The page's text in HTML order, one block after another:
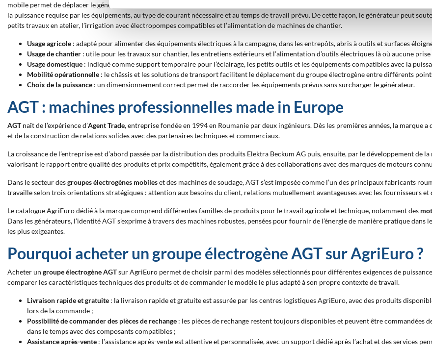
mobile permet de déplacer le générateur là où il est nécessaire, avec des configurations pensées pour une utilisation pratique même dans
la puissance requise par les équipements, au type de courant nécessaire et au temps de travail prévu. De cette façon, le générateur peut
petits travaux en atelier, l’irrigation avec électropompes compatibles et l’alimentation de machines de chantier.
Usage agricole : adapté pour alimenter des équipements électriques à la campagne, dans les entrepôts, abris à outils et surfaces
Usage de chantier : utile pour les travaux sur chantier, les entretiens extérieurs et l’alimentation d’outils électriques là où aucune prise
Usage domestique : indiqué comme support temporaire pour l’éclairage, les petits outils et les équipements compatibles avec la
Mobilité opérationnelle : le châssis et les solutions de transport facilitent le déplacement du groupe électrogène entre différents
Choix de la puissance : un dimensionnement correct permet de raccorder les équipements prévus sans surcharger le générateur.
AGT : machines professionnelles made in Europe
AGTnaît de l’expérience d’Agent Trade, entreprise fondée en 1994 en Roumanie par deux ingénieurs. Dès les premières années, la
et de la construction de relations solides avec des partenaires techniques et commerciaux.
La croissance de l’entreprise est d’abord passée par la distribution des produits Elektra Beckum AG puis, ensuite, par le développement de
valorisant le rapport entre qualité des produits et prix compétitifs, également grâce à des collaborations avec des marques de moteurs
Dans le secteur desgroupes électrogènes mobileset des machines de soudage, AGT s’est imposée comme l’un des principaux fabricants
travaille selon trois orientations stratégiques : attention aux besoins du client, relations mutuellement avantageuses avec les fournisseurs et
Le catalogue AgriEuro dédié à la marque comprend différentes familles de produits pour le travail agricole et technique, notamment des
Dans les générateurs, l’identité AGT s’exprime à travers des machines robustes, pensées pour fournir de l’énergie de manière pratique
les plus exigeantes.
Pourquoi acheter un groupe électrogène AGT sur AgriEuro ?
Acheter un groupe électrogène AGTsur AgriEuro permet de choisir parmi des modèles sélectionnés pour différentes exigences de
comparer les caractéristiques techniques des produits et de commander le modèle le plus adapté à son propre contexte de travail.
Livraison rapide et gratuite : la livraison rapide et gratuite est assurée par les centres logistiques AgriEuro, avec des produits
lors de la commande ;
Possibilité de commander des pièces de rechange : les pièces de rechange restent toujours disponibles et peuvent être
dans le temps avec des composants compatibles ;
Assistance après-vente : l’assistance après-vente est attentive et personnalisée, avec un support dédié après l’achat et des services